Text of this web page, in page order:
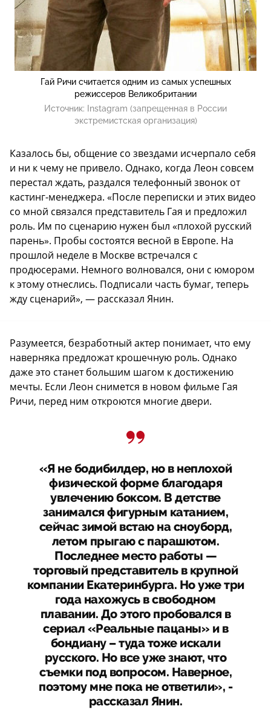
Гай Ричи считается одним из самых успешных
режиссеров Великобритании
Источник:
Instagram (запрещенная в России
экстремистская организация)
Казалось бы, общение со звездами исчерпало себя
и ни к чему не привело. Однако, когда Леон совсем
перестал ждать, раздался телефонный звонок от
кастинг-менеджера. «После переписки и этих видео
со мной связался представитель Гая и предложил
роль. Им по сценарию нужен был «плохой русский
парень». Пробы состоятся весной в Европе. На
прошлой неделе в Москве встречался с
продюсерами. Немного волновался, они с юмором
к этому отнеслись. Подписали часть бумаг, теперь
жду сценарий», — рассказал Янин.
Разумеется, безработный актер понимает, что ему
наверняка предложат крошечную роль. Однако
даже это станет большим шагом к достижению
мечты. Если Леон снимется в новом фильме Гая
Ричи, перед ним откроются многие двери.
«Я не бодибилдер, но в неплохой
физической форме благодаря
увлечению боксом. В детстве
занимался фигурным катанием,
сейчас зимой встаю на сноуборд,
летом прыгаю с парашютом.
Последнее место работы —
торговый представитель в крупной
компании Екатеринбурга. Но уже три
года нахожусь в свободном
плавании. До этого пробовался в
сериал «Реальные пацаны» и в
бондиану – туда тоже искали
русского. Но все уже знают, что
съемки под вопросом. Наверное,
поэтому мне пока не ответили», -
рассказал Янин.